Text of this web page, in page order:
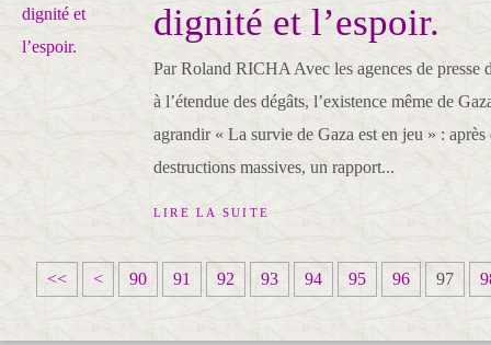
dignité et l’espoir.
Par Roland RICHA Avec les agences de presse
à l’étendue des dégâts, l’existence même de
agrandir « La survie de Gaza est en jeu » :
destructions massives, un rapport...
LIRE LA SUITE
<< <
1
2
3
4
5
6
7
8
90 91 92 93 94 95 96 97